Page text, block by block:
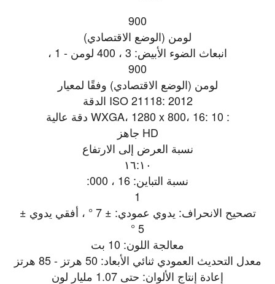
900
لومن (الوضع الاقتصادي)
انبعاث الضوء الأبيض: 3 ، 400 لومن - 1 ،
900
لومن (الوضع الاقتصادي) وفقًا لمعيار
ISO 21118: 2012 الدقة
: WXGA، 1280 x 800، 16: 10 دقة عالية
HD جاهز
نسبة العرض إلى الارتفاع
١٦:١٠
نسبة التباين: 16 ، 000:
1
تصحيح الانحراف: يدوي عمودي: ± 7 ° ، أفقي يدوي ±
5 °
معالجة اللون: 10 بت
معدل التحديث العمودي ثنائي الأبعاد: 50 هرتز - 85 هرتز
إعادة إنتاج الألوان: حتى 1.07 مليار لون